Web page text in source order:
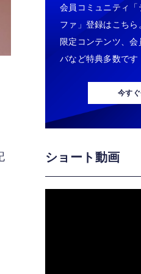
会員コミュニティ
ファ」登録はこち
限定コンテンツ、
バなど特典多数です
今す
ショート動画